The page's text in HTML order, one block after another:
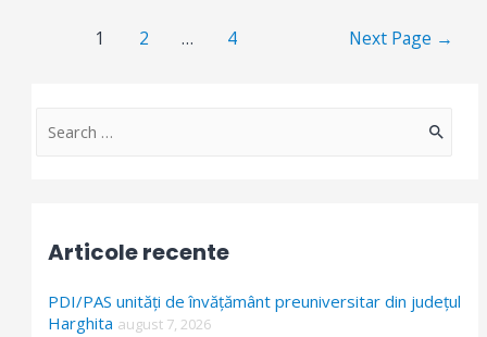
1 2 … 4 Next Page →
S
c
f
Articole recente
PDI/PAS unități de învățământ preuniversitar din județul
Harghita august 7, 2026